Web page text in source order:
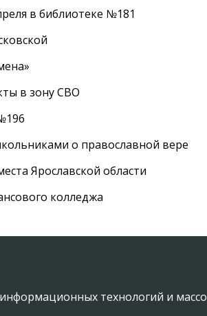
в библиотеке №181
в зону СВО
о православной вере
Ярославской области
колледжа
технологий и